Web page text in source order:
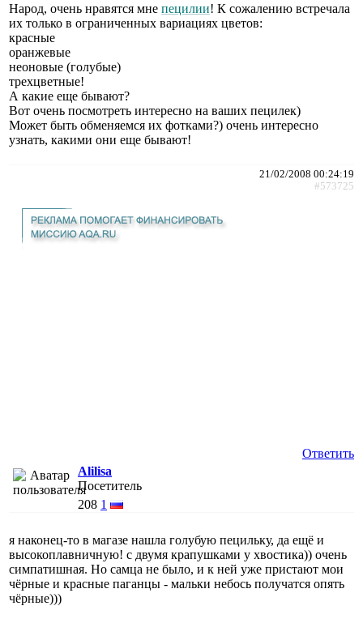
Народ, очень нравятся мне пецилии! К сожалению встречала
их только в ограниченных вариациях цветов:
красные
оранжевые
неоновые (голубые)
трехцветные!
А какие еще бывают?
Вот очень посмотреть интересно на ваших пецилек)
Может быть обменяемся их фотками?) очень интересно
узнать, какими они еще бывают!
21/02/2008 00:24:19
#573725
Ответить
Alilisa
Посетитель
208 1
я наконец-то в магазе нашла голубую пецильку, да ещё и
высокоплавничную! с двумя крапушками у хвостика)) очень
симпатишная. Но самца не было, и к ней уже пристают мои
чёрные и красные паганцы - мальки небось получатся опять
чёрные)))